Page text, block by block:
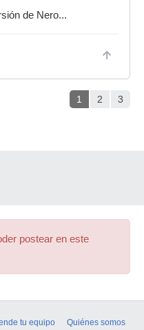
de Nero...
1 2 3
postear en este
tu equipo Quiénes somos